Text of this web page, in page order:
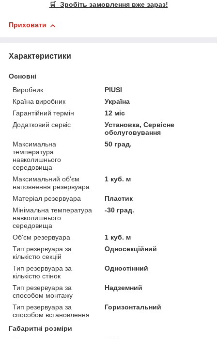
🛒 Зробіть замовлення вже зараз!
Приховати
Характеристики
Основні
Виробник
PIUSI
Країна виробник
Україна
Гарантійний термін
12 міс
Додатковий сервіс
Установка, Сервісне
обслуговування
Максимальна
температура
навколишнього
середовища
50 град.
Максимальний об'єм
наповнення резервуара
1 куб. м
Матеріал резервуара
Пластик
Мінімальна температура
навколишнього
середовища
-30 град.
Об'єм резервуара
1 куб. м
Тип резервуара за
кількістю секцій
Односекційний
Тип резервуара за
кількістю стінок
Одностінний
Тип резервуара за
способом монтажу
Надземний
Тип резервуара за
способом встановлення
Горизонтальний
Габаритні розміри